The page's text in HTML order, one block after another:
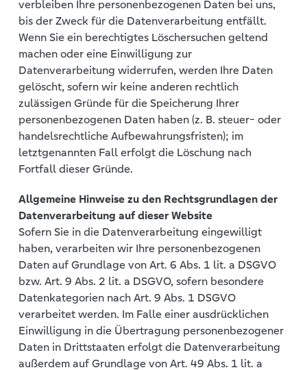
verbleiben Ihre personenbezogenen Daten bei uns,
bis der Zweck für die Datenverarbeitung entfällt.
Wenn Sie ein berechtigtes Löschersuchen geltend
machen oder eine Einwilligung zur
Datenverarbeitung widerrufen, werden Ihre Daten
gelöscht, sofern wir keine anderen rechtlich
zulässigen Gründe für die Speicherung Ihrer
personenbezogenen Daten haben (z. B. steuer- oder
handelsrechtliche Aufbewahrungsfristen); im
letztgenannten Fall erfolgt die Löschung nach
Fortfall dieser Gründe.
Allgemeine Hinweise zu den Rechtsgrundlagen der
Datenverarbeitung auf dieser Website
Sofern Sie in die Datenverarbeitung eingewilligt
haben, verarbeiten wir Ihre personenbezogenen
Daten auf Grundlage von Art. 6 Abs. 1 lit. a DSGVO
bzw. Art. 9 Abs. 2 lit. a DSGVO, sofern besondere
Datenkategorien nach Art. 9 Abs. 1 DSGVO
verarbeitet werden. Im Falle einer ausdrücklichen
Einwilligung in die Übertragung personenbezogener
Daten in Drittstaaten erfolgt die Datenverarbeitung
außerdem auf Grundlage von Art. 49 Abs. 1 lit. a